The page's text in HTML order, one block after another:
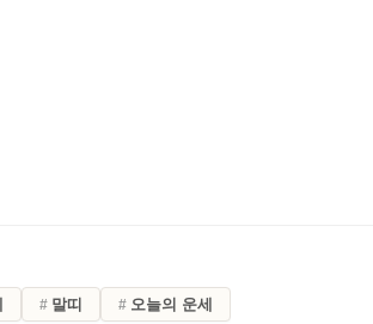
말띠 오늘의 운세